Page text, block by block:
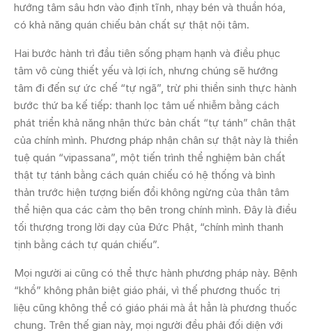
hướng tâm sâu hơn vào định tĩnh, nhạy bén và thuần hóa,
có khả năng quán chiếu bản chất sự thật nội tâm.
Hai bước hành trì đầu tiên sống phạm hạnh và điều phục
tâm vô cùng thiết yếu và lợi ích, nhưng chúng sẽ hướng
tâm đi đến sự ức chế “tự ngã”, trừ phi thiền sinh thực hành
bước thứ ba kế tiếp: thanh lọc tâm uế nhiễm bằng cách
phát triển khả năng nhận thức bản chất “tự tánh” chân thật
của chính mình. Phương pháp nhận chân sự thật này là thiền
tuệ quán “vipassana”, một tiến trình thể nghiệm bản chất
thật tự tánh bằng cách quán chiếu có hệ thống và bình
thản trước hiện tượng biến đổi không ngừng của thân tâm
thể hiện qua các cảm thọ bên trong chính mình. Đây là điều
tối thượng trong lời dạy của Đức Phật, “chính mình thanh
tịnh bằng cách tự quán chiếu”.
Mọi người ai cũng có thể thực hành phương pháp này. Bệnh
“khổ” không phân biệt giáo phái, vì thế phương thuốc trị
liệu cũng không thể có giáo phái mà ắt hẳn là phương thuốc
chung. Trên thế gian này, mọi người đều phải đối diện với